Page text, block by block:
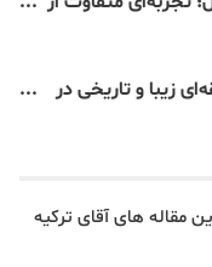
زیبا و تاریخی در
مقاله های آقای ترکیه